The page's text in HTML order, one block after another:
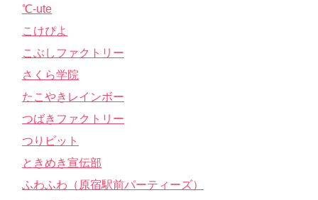
℃-ute
こけぴよ
こぶしファクトリー
さくら学院
たこやきレインボー
つばきファクトリー
つりビット
ときめき宣伝部
ふわふわ（原宿駅前パーティーズ）